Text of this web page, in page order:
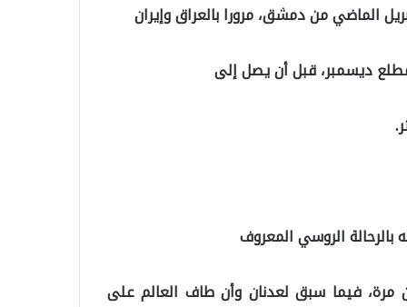
الماضي من دمشق، مرورا بالعراق وإيران
ديسمبر، قبل أن يصل إلى
الروسي المعروف
مرة، فيما سبق لعدنان وأن طاف العالم على